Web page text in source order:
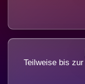
Teilweise bis